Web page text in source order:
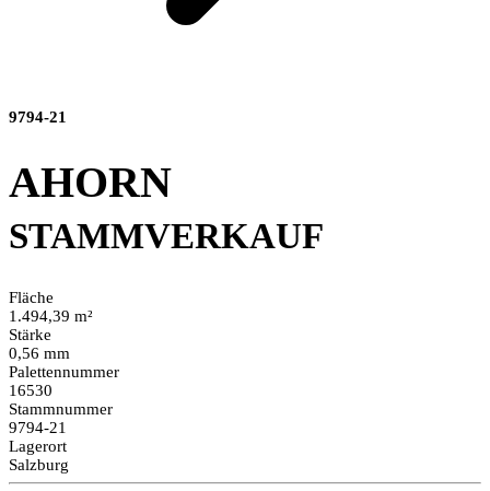
9794-21
AHORN
STAMMVERKAUF
Fläche
1.494,39 m²
Stärke
0,56 mm
Palettennummer
16530
Stammnummer
9794-21
Lagerort
Salzburg